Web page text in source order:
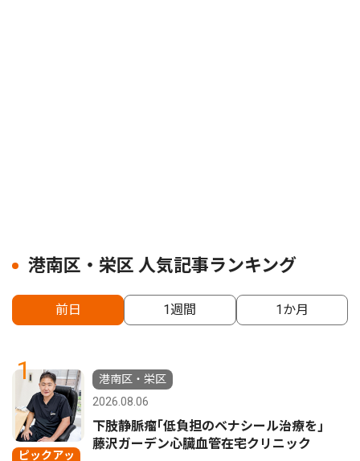
港南区・栄区 人気記事ランキング
前日 1週間 1か月
1
ピックアッ
港南区・栄区
2026.08.06
下肢静脈瘤｢低負担のベナシール治療を｣
藤沢ガーデン心臓血管在宅クリニック